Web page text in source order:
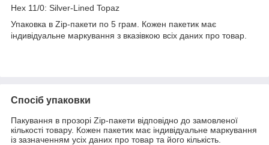
Hex 11/0: Silver-Lined Topaz
Упаковка в Zip-пакети по 5 грам. Кожен пакетик має
індивідуальне маркування з вказівкою всіх даних про товар.
Спосіб упаковки
Пакування в прозорі Zip-пакети відповідно до замовленої
кількості товару. Кожен пакетик має індивідуальне маркування
із зазначенням усіх даних про товар та його кількість.